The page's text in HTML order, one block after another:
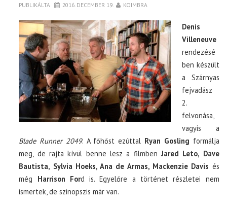
PUBLIKÁLTA 2016. DECEMBER 19. KOIMBRA
Denis
Villeneuve
rendezésé
ben készült
a Szárnyas
fejvadász
2.
felvonása,
vagyis a
Blade Runner 2049. A főhőst ezúttal Ryan Gosling formálja
meg, de rajta kívül benne lesz a filmben Jared Leto, Dave
Bautista, Sylvia Hoeks, Ana de Armas, Mackenzie Davis és
még Harrison Ford is. Egyelőre a történet részletei nem
ismertek, de szinopszis már van.